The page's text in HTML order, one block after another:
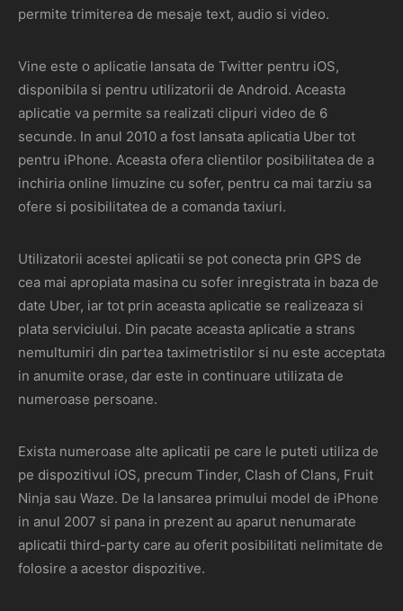
permite trimiterea de mesaje text, audio si video.
Vine este o aplicatie lansata de Twitter pentru iOS,
disponibila si pentru utilizatorii de Android. Aceasta
aplicatie va permite sa realizati clipuri video de 6
secunde. In anul 2010 a fost lansata aplicatia Uber tot
pentru iPhone. Aceasta ofera clientilor posibilitatea de a
inchiria online limuzine cu sofer, pentru ca mai tarziu sa
ofere si posibilitatea de a comanda taxiuri.
Utilizatorii acestei aplicatii se pot conecta prin GPS de
cea mai apropiata masina cu sofer inregistrata in baza de
date Uber, iar tot prin aceasta aplicatie se realizeaza si
plata serviciului. Din pacate aceasta aplicatie a strans
nemultumiri din partea taximetristilor si nu este acceptata
in anumite orase, dar este in continuare utilizata de
numeroase persoane.
Exista numeroase alte aplicatii pe care le puteti utiliza de
pe dispozitivul iOS, precum Tinder, Clash of Clans, Fruit
Ninja sau Waze. De la lansarea primului model de iPhone
in anul 2007 si pana in prezent au aparut nenumarate
aplicatii third-party care au oferit posibilitati nelimitate de
folosire a acestor dispozitive.